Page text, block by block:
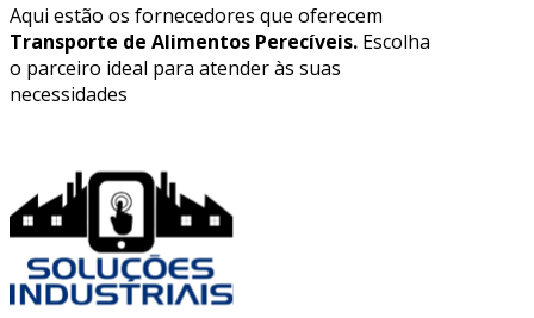
Aqui estão os fornecedores que oferecem
Transporte de Alimentos Perecíveis. Escolha
o parceiro ideal para atender às suas
necessidades